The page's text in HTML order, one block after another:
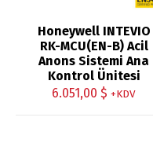
Honeywell INTEVIO
RK-MCU(EN-B) Acil
Anons Sistemi Ana
Kontrol Ünitesi
6.051,00 $ +KDV